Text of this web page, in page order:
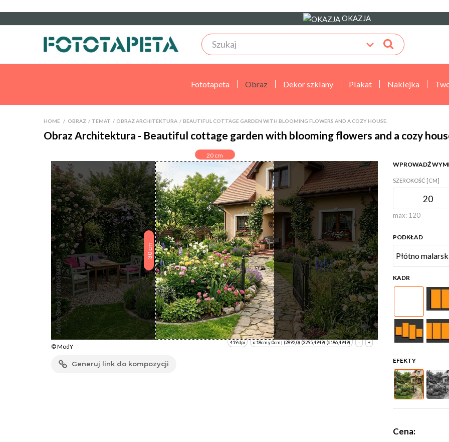
OKAZJA
Fototapeta Obraz Dekor szklany Plakat Naklejka
HOME OBRAZ >TEMAT >OBRAZ ARCHITEKTURA >BEAUTIFUL COTTAGE GARDEN WITH BLOOMING FLOWERS AND A COZY HOUSE.
Obraz Architektura - Beautiful cottage garden with blooming flowers and a cozy
20 cm
30
cm
+
-
x:18cm y:0cm | (2892,0) (3295,4949) (6186,4949)
419 dpi
© ModY
Generuj link do kompozycji
WPROWADŹ
SZEROKOŚĆ [CM]
max: 120
PODKŁAD
KADR
EFEKTY
Cena: